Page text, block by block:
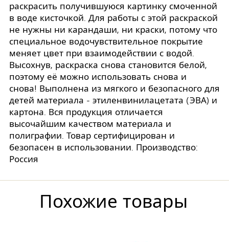
раскрасить получившуюся картинку смоченной
в воде кисточкой. Для работы с этой раскраской
не нужны ни карандаши, ни краски, потому что
специальное водочувствительное покрытие
меняет цвет при взаимодействии с водой.
Высохнув, раскраска снова становится белой,
поэтому её можно использовать снова и
снова! Выполнена из мягкого и безопасного для
детей материала - этиленвинилацетата (ЭВА) и
картона. Вся продукция отличается
высочайшим качеством материала и
полиграфии. Товар сертифицирован и
безопасен в использовании. Производство:
Россия
Похожие товары